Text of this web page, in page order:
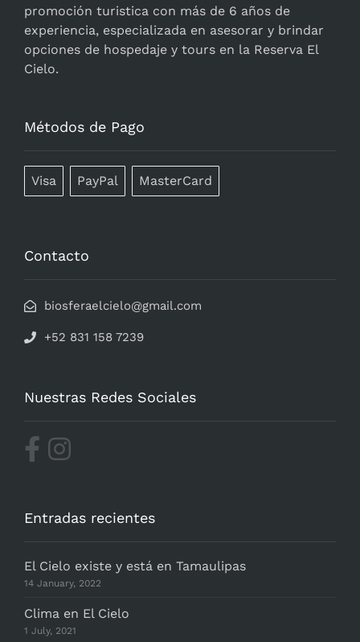
promoción turistica con más de 6 años de
experiencia, especializada en asesorar y brindar
opciones de hospedaje y tours en la Reserva El
Cielo.
Métodos de Pago
Visa PayPal MasterCard
Contacto
biosferaelcielo@gmail.com
+52 831 158 7239
Nuestras Redes Sociales
Entradas recientes
El Cielo existe y está en Tamaulipas
14 January, 2022
Clima en El Cielo
1 July, 2021